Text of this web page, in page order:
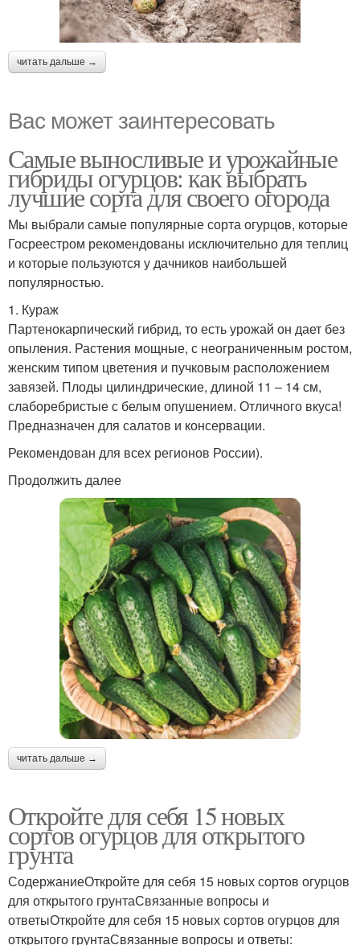
читать дальше →
Вас может заинтересовать
Самые выносливые и урожайные
гибриды огурцов: как выбрать
лучшие сорта для своего огорода
Мы выбрали самые популярные сорта огурцов, которые
Госреестром рекомендованы исключительно для теплиц
и которые пользуются у дачников наибольшей
популярностью.
1. Кураж
Партенокарпический гибрид, то есть урожай он дает без
опыления. Растения мощные, с неограниченным ростом,
женским типом цветения и пучковым расположением
завязей. Плоды цилиндрические, длиной 11 – 14 см,
слаборебристые с белым опушением. Отличного вкуса!
Предназначен для салатов и консервации.
Рекомендован для всех регионов России).
Продолжить далее
читать дальше →
Откройте для себя 15 новых
сортов огурцов для открытого
грунта
СодержаниеОткройте для себя 15 новых сортов огурцов
для открытого грунтаСвязанные вопросы и
ответыОткройте для себя 15 новых сортов огурцов для
открытого грунтаСвязанные вопросы и ответы: